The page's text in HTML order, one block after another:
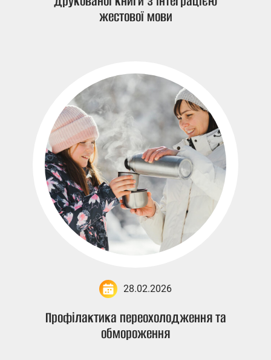
жестової мови
28.02.2026
Профілактика переохолодження та
обмороження